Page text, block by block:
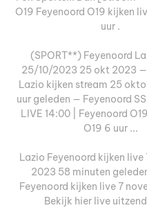
O19 Feyenoord O19 kijken
uur .
(SPORT**) Feyenoord
25/10/2023 25 okt 2023 —
Lazio kijken stream 25
uur geleden — Feyenoord
LIVE 14:00 | Feyenoord
O19 6 uur ...
Lazio Feyenoord kijken live
2023 58 minuten
Feyenoord kijken live 7
Bekijk hier live